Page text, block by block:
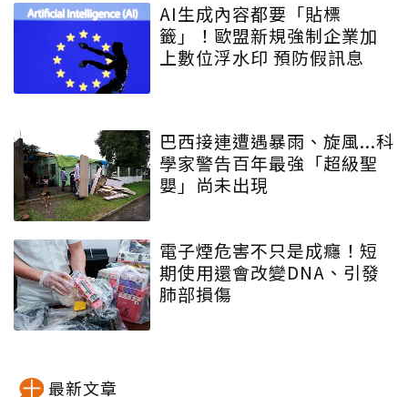
AI生成內容都要「貼標
籤」！歐盟新規強制企業加
上數位浮水印 預防假訊息
巴西接連遭遇暴雨、旋風...科
學家警告百年最強「超級聖
嬰」尚未出現
電子煙危害不只是成癮！短
期使用還會改變DNA、引發
肺部損傷
最新文章